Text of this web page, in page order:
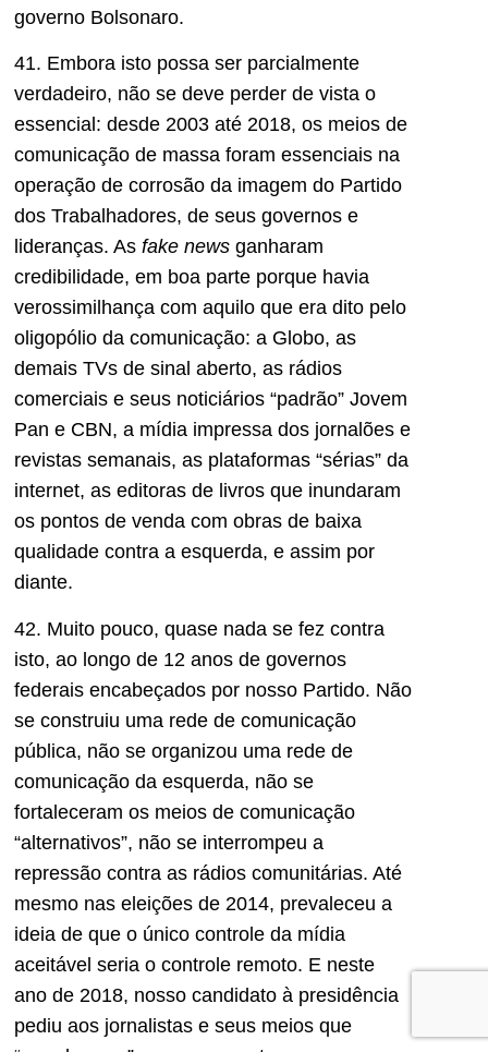
governo Bolsonaro.
41. Embora isto possa ser parcialmente
verdadeiro, não se deve perder de vista o
essencial: desde 2003 até 2018, os meios de
comunicação de massa foram essenciais na
operação de corrosão da imagem do Partido
dos Trabalhadores, de seus governos e
lideranças. As fake news ganharam
credibilidade, em boa parte porque havia
verossimilhança com aquilo que era dito pelo
oligopólio da comunicação: a Globo, as
demais TVs de sinal aberto, as rádios
comerciais e seus noticiários “padrão” Jovem
Pan e CBN, a mídia impressa dos jornalões e
revistas semanais, as plataformas “sérias” da
internet, as editoras de livros que inundaram
os pontos de venda com obras de baixa
qualidade contra a esquerda, e assim por
diante.
42. Muito pouco, quase nada se fez contra
isto, ao longo de 12 anos de governos
federais encabeçados por nosso Partido. Não
se construiu uma rede de comunicação
pública, não se organizou uma rede de
comunicação da esquerda, não se
fortaleceram os meios de comunicação
“alternativos”, não se interrompeu a
repressão contra as rádios comunitárias. Até
mesmo nas eleições de 2014, prevaleceu a
ideia de que o único controle da mídia
aceitável seria o controle remoto. E neste
ano de 2018, nosso candidato à presidência
pediu aos jornalistas e seus meios que